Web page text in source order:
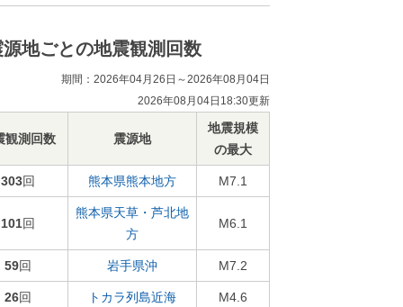
源地ごとの地震観測回数
期間：2026年04月26日～2026年08月04日
2026年08月04日18:30更新
観測回数 震源地
地震規模
の最大
303回 熊本県熊本地方 M7.1
101回
熊本県天草・芦北地
方
M6.1
59回 岩手県沖 M7.2
26回 トカラ列島近海 M4.6